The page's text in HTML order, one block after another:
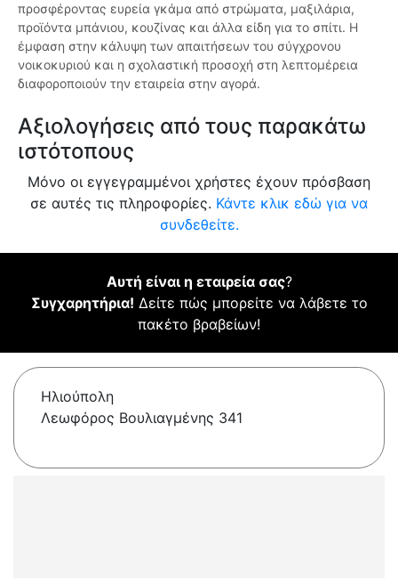
προσφέροντας ευρεία γκάμα από στρώματα, μαξιλάρια,
προϊόντα μπάνιου, κουζίνας και άλλα είδη για το σπίτι. H
έμφαση στην κάλυψη των απαιτήσεων του σύγχρονου
νοικοκυριού και η σχολαστική προσοχή στη λεπτομέρεια
διαφοροποιούν την εταιρεία στην αγορά.
Αξιολογήσεις από τους παρακάτω
ιστότοπους
Μόνο οι εγγεγραμμένοι χρήστες έχουν πρόσβαση
σε αυτές τις πληροφορίες. Κάντε κλικ εδώ για να
συνδεθείτε.
Αυτή είναι η εταιρεία σας?
Συγχαρητήρια! Δείτε πώς μπορείτε να λάβετε το
πακέτο βραβείων!
Ηλιούπολη
Λεωφόρος Βουλιαγμένης 341